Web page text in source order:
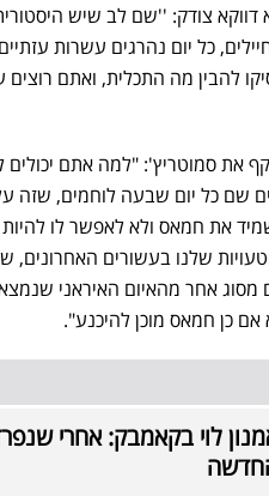
לוי הוא דווקא צודק: ''שם לב שיש
כל יום נהרגים עשרות
להבין מה התכלית, ואתם רוצים
את סמוטריץ': "למה אתם יכולים
שם כל יום שבעה לוחמים, שזה
את חמאס ולא לאפשר לו להיות
לכל הטעויות שלנו בעשורים
כן חמאס מוכן להיכנע".